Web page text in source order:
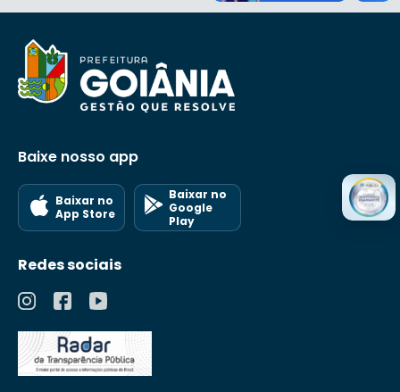
Baixe nosso app
Baixar no
App Store
Baixar no
Google
Play
Redes sociais